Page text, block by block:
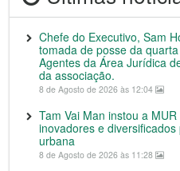
Chefe do Executivo, Sam
tomada de posse da
Agentes da Área Jurídica
da associação.
8 de Agosto de 2026 às 12:04
Tam Vai Man instou a
inovadores e
urbana
8 de Agosto de 2026 às 11:28